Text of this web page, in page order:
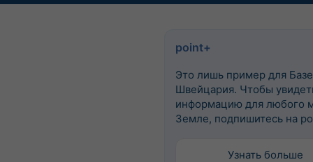
point+
Это лишь пример для
Швейцария. Чтобы
информацию для любого
Земле, подпишитесь на
Узнать больше